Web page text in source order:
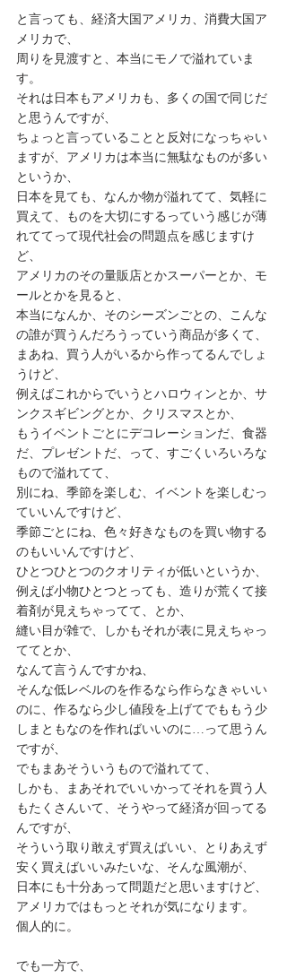
と言っても、経済大国アメリカ、消費大国ア
メリカで、
周りを見渡すと、本当にモノで溢れていま
す。
それは日本もアメリカも、多くの国で同じだ
と思うんですが、
ちょっと言っていることと反対になっちゃい
ますが、アメリカは本当に無駄なものが多い
というか、
日本を見ても、なんか物が溢れてて、気軽に
買えて、ものを大切にするっていう感じが薄
れててって現代社会の問題点を感じますけ
ど、
アメリカのその量販店とかスーパーとか、モ
ールとかを見ると、
本当になんか、そのシーズンごとの、こんな
の誰が買うんだろうっていう商品が多くて、
まあね、買う人がいるから作ってるんでしょ
うけど、
例えばこれからでいうとハロウィンとか、サ
ンクスギビングとか、クリスマスとか、
もうイベントごとにデコレーションだ、食器
だ、プレゼントだ、って、すごくいろいろな
もので溢れてて、
別にね、季節を楽しむ、イベントを楽しむっ
ていいんですけど、
季節ごとにね、色々好きなものを買い物する
のもいいんですけど、
ひとつひとつのクオリティが低いというか、
例えば小物ひとつとっても、造りが荒くて接
着剤が見えちゃってて、とか、
縫い目が雑で、しかもそれが表に見えちゃっ
ててとか、
なんて言うんですかね、
そんな低レベルのを作るなら作らなきゃいい
のに、作るなら少し値段を上げてでももう少
しまともなのを作ればいいのに…って思うん
ですが、
でもまあそういうもので溢れてて、
しかも、まあそれでいいかってそれを買う人
もたくさんいて、そうやって経済が回ってる
んですが、
そういう取り敢えず買えばいい、とりあえず
安く買えばいいみたいな、そんな風潮が、
日本にも十分あって問題だと思いますけど、
アメリカではもっとそれが気になります。
個人的に。
でも一方で、